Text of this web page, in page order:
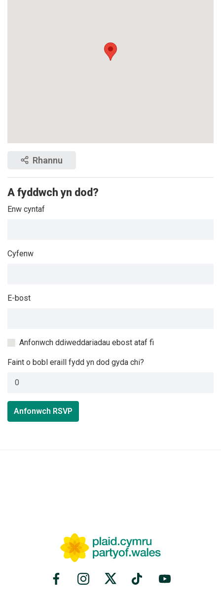
Rhannu
A fyddwch yn dod?
Enw cyntaf
Cyfenw
E-bost
Anfonwch ddiweddariadau ebost ataf fi
Faint o bobl eraill fydd yn dod gyda chi?
Anfonwch RSVP